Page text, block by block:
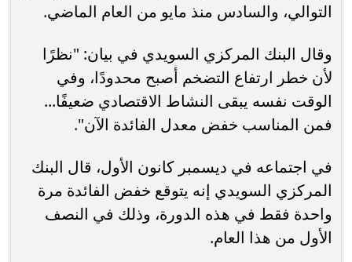
التوالي، والسادس منذ مايو من العام الماضي.
وقال البنك المركزي السويدي في بيان: "نظرًا
لأن خطر ارتفاع التضخم أصبح محدودًا، وفي
الوقت نفسه يبقى النشاط الاقتصادي ضعيفًا...
فمن المناسب خفض معدل الفائدة الآن".
في اجتماعه في ديسمبر كانون الأول، قال البنك
المركزي السويدي إنه يتوقع خفض الفائدة مرة
واحدة فقط في هذه الدورة، وذلك في النصف
الأول من هذا العام.